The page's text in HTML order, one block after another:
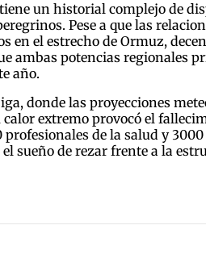
un historial complejo de
Pese a que las
el estrecho de Ormuz,
ambas potencias regionales
año.
donde las proyecciones
extremo provocó el
de la salud y
sueño de rezar frente a la